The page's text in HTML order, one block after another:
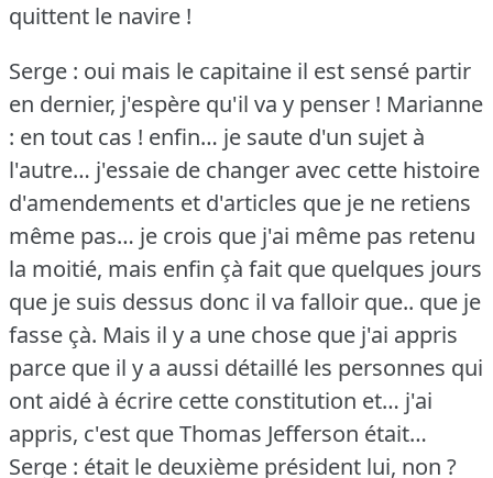
quittent le navire !
Serge : oui mais le capitaine il est sensé partir
en dernier, j'espère qu'il va y penser ! Marianne
: en tout cas ! enfin… je saute d'un sujet à
l'autre… j'essaie de changer avec cette histoire
d'amendements et d'articles que je ne retiens
même pas… je crois que j'ai même pas retenu
la moitié, mais enfin çà fait que quelques jours
que je suis dessus donc il va falloir que.. que je
fasse çà. Mais il y a une chose que j'ai appris
parce que il y a aussi détaillé les personnes qui
ont aidé à écrire cette constitution et… j'ai
appris, c'est que Thomas Jefferson était…
Serge : était le deuxième président lui, non ?